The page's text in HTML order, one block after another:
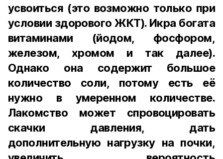
усвоиться (это возможно только при
условии здорового ЖКТ). Икра богата
витаминами (йодом, фосфором,
железом, хромом и так далее).
Однако она содержит большое
количество соли, потому есть её
нужно в умеренном количестве.
Лакомство может спровоцировать
скачки давления, дать
дополнительную нагрузку на почки,